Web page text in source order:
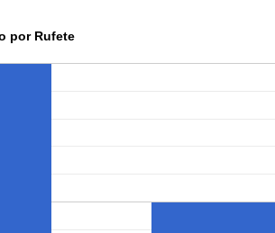
por Rufete